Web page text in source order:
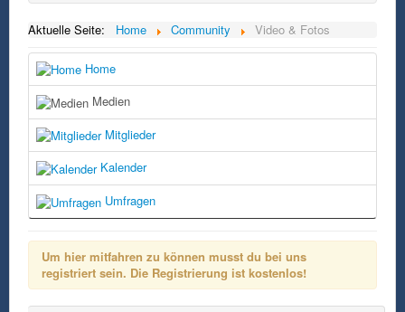
Aktuelle Seite: Home Community Video & Fotos
Home
Medien
Mitglieder
Kalender
Umfragen
Um hier mitfahren zu können musst du bei uns
registriert sein. Die Registrierung ist kostenlos!